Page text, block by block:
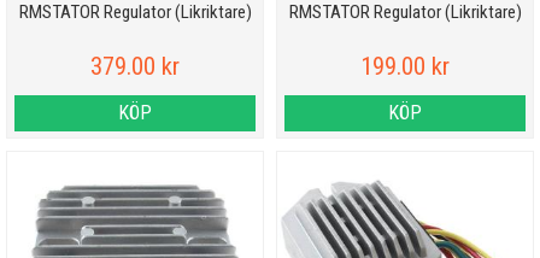
RMSTATOR Regulator (Likriktare)
379.00 kr
KÖP
RMSTATOR Regulator (Likriktare)
199.00 kr
KÖP